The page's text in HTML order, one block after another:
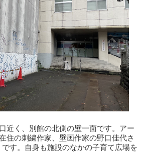
近く、別館の北側の壁一面です。アー
住の刺繍作家、壁画作家の野口佳代さ
す。自身も施設のなかの子育て広場を